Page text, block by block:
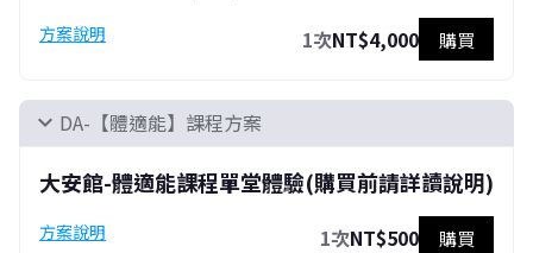
方案說明 1次NT$4,000 購買
expand_more DA-【體適能】課程方案
大安館-體適能課程單堂體驗(購買前請詳讀說明)
方案說明 1次NT$500 購買